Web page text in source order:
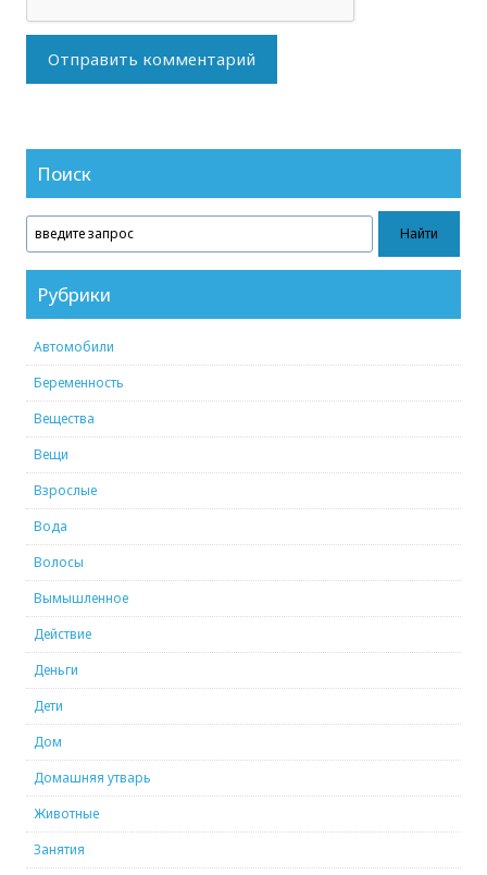
Поиск
Рубрики
Автомобили
Беременность
Вещества
Вещи
Взрослые
Вода
Волосы
Вымышленное
Действие
Деньги
Дети
Дом
Домашняя утварь
Животные
Занятия